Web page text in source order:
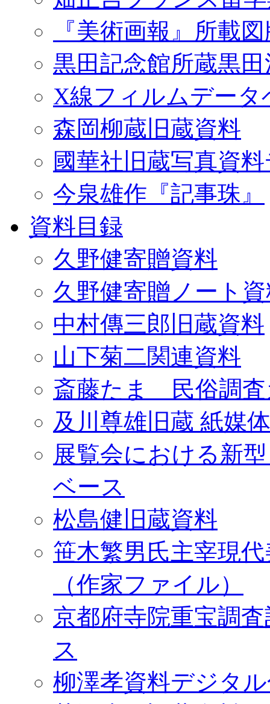
『美術画報』所載
黒田記念館所蔵黒
X線フィルムデータ
森岡柳蔵旧蔵資料
國華社旧蔵写真資
今泉雄作『記事珠』
資料目録
久野健寄贈資料
久野健寄贈ノート
中村傳三郎旧蔵資料
山下菊二関連資料
斎藤たま 民俗調査
及川尊雄旧蔵 紙媒
展覧会における新
ベース
松島健旧蔵資料
笹木繁男氏主宰現
（作家ファイル）
京都府寺院重宝調
ス
柳澤孝資料デジタ